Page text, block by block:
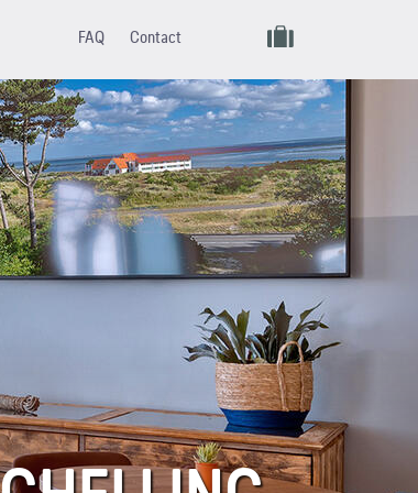
FAQ Contact